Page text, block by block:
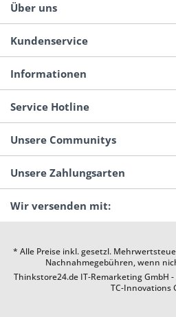
Über uns
Kundenservice
Informationen
Service Hotline
Unsere Communitys
Unsere Zahlungsarten
Wir versenden mit:
* Alle Preise inkl. gesetzl.
Nachnahmegebühren, wenn
Thinkstore24.de IT-Remarketing GmbH
TC-Innovations